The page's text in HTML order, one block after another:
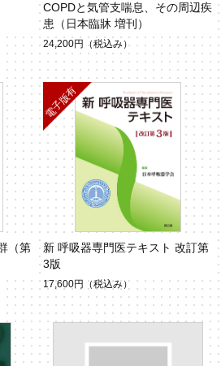
COPDと気管支喘息、その周辺疾
患（日本臨牀 増刊）
24,200円 （税込み）
（第
新 呼吸器専門医テキスト 改訂第
3版
17,600円 （税込み）